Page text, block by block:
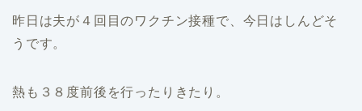
昨日は夫が４回目のワクチン接種で、今日はしんどそ
うです。
熱も３８度前後を行ったりきたり。